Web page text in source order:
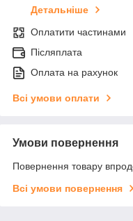
Детальніше
Оплатити частинами
Післяплата
Оплата на рахунок
Всі умови оплати
Умови повернення
Повернення товару
Всі умови повернення